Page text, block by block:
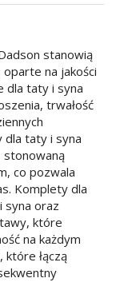
stanowią
na jakości
dla taty i syna
trwałość
dla taty i syna
stonowaną
co pozwala
Komplety dla
syna oraz
które
na każdym
które łączą